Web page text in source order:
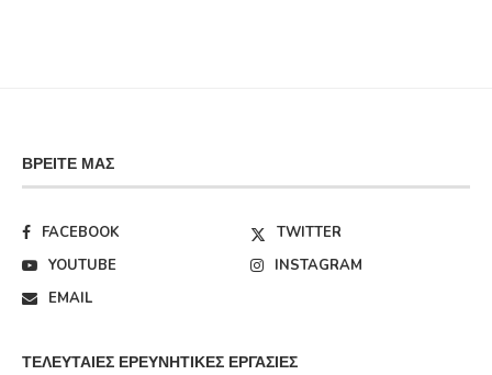
ΒΡΕΊΤΕ ΜΑΣ
FACEBOOK
TWITTER
YOUTUBE
INSTAGRAM
EMAIL
ΤΕΛΕΥΤΑΊΕΣ ΕΡΕΥΝΗΤΙΚΈΣ ΕΡΓΑΣΊΕΣ